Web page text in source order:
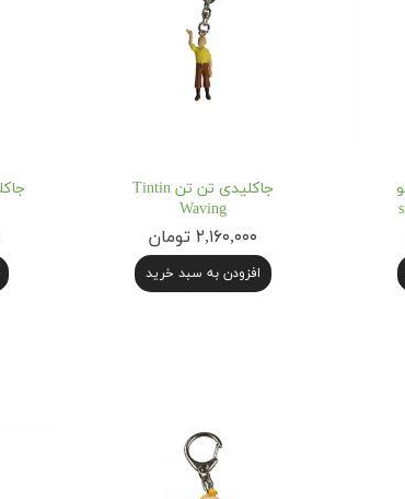
جاکلیدی تن تن Tintin
Waving
۲,۱۶۰,۰۰۰ تومان
افزودن به سبد خرید